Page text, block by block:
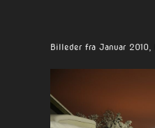
Billeder fra Januar